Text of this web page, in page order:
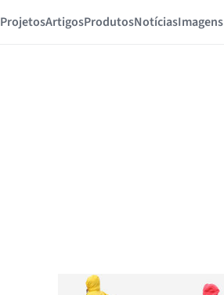
ProjetosArtigosProdutosNotíciasImagens